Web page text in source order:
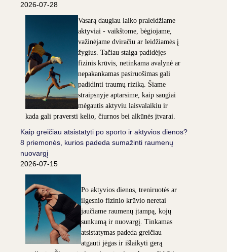
2026-07-28
Vasarą daugiau laiko praleidžiame
aktyviai - vaikštome, bėgiojame,
važinėjame dviračiu ar leidžiamės į
žygius. Tačiau staiga padidėjęs
fizinis krūvis, netinkama avalynė ar
nepakankamas pasiruošimas gali
padidinti traumų riziką. Šiame
straipsnyje aptarsime, kaip saugiai
mėgautis aktyviu laisvalaikiu ir
kada gali praversti kelio, čiurnos bei alkūnės įtvarai.
Kaip greičiau atsistatyti po sporto ir aktyvios dienos?
8 priemonės, kurios padeda sumažinti raumenų
nuovargį
2026-07-15
Po aktyvios dienos, treniruotės ar
ilgesnio fizinio krūvio neretai
jaučiame raumenų įtampą, kojų
sunkumą ir nuovargį. Tinkamas
atsistatymas padeda greičiau
atgauti jėgas ir išlaikyti gerą